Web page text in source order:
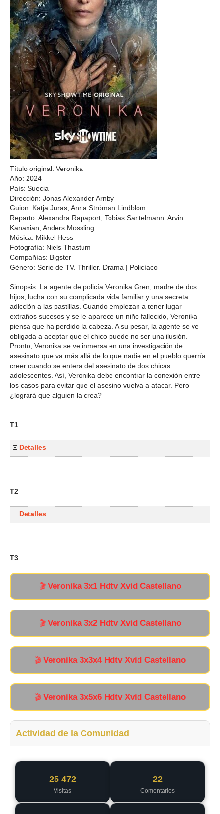
Título original: Veronika
Año: 2024
País: Suecia
Dirección: Jonas Alexander Arnby
Guion: Katja Juras, Anna Ströman Lindblom
Reparto: Alexandra Rapaport, Tobias Santelmann, Arvin
Kananian, Anders Mossling ...
Música: Mikkel Hess
Fotografía: Niels Thastum
Compañías: Bigster
Género: Serie de TV. Thriller. Drama | Policíaco
Sinopsis: La agente de policía Veronika Gren, madre de dos
hijos, lucha con su complicada vida familiar y una secreta
adicción a las pastillas. Cuando empiezan a tener lugar
extraños sucesos y se le aparece un niño fallecido, Veronika
piensa que ha perdido la cabeza. A su pesar, la agente se ve
obligada a aceptar que el chico puede no ser una ilusión.
Pronto, Veronika se ve inmersa en una investigación de
asesinato que va más allá de lo que nadie en el pueblo querría
creer cuando se entera del asesinato de dos chicas
adolescentes. Así, Veronika debe encontrar la conexión entre
los casos para evitar que el asesino vuelva a atacar. Pero
¿logrará que alguien la crea?
T1
Detalles
T2
Detalles
T3
🎬 Veronika 3x1 Hdtv Xvid Castellano
🎬 Veronika 3x2 Hdtv Xvid Castellano
🎬 Veronika 3x3x4 Hdtv Xvid Castellano
🎬 Veronika 3x5x6 Hdtv Xvid Castellano
Actividad de la Comunidad
25 472
Visitas
22
Comentarios